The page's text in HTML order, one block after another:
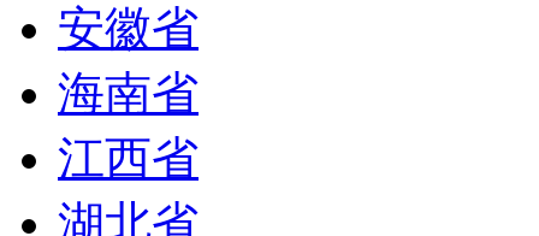
安徽省
海南省
江西省
湖北省